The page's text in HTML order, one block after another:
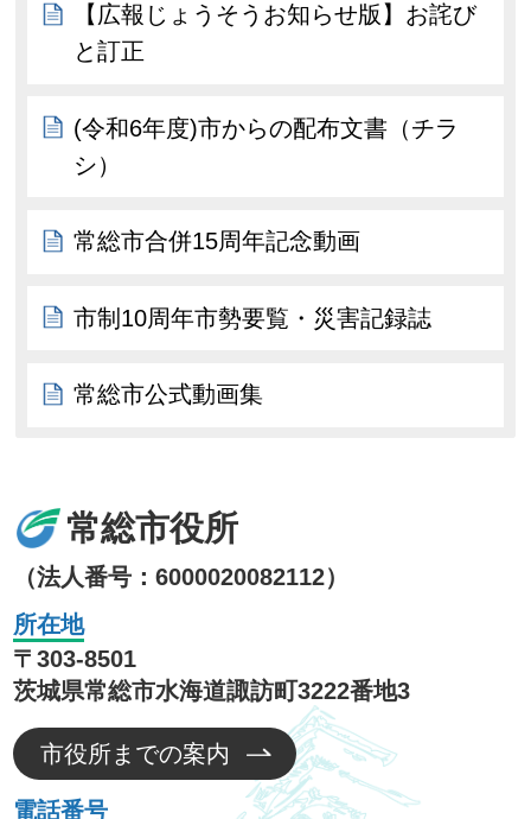
【広報じょうそうお知らせ版】お詫び
と訂正
(令和6年度)市からの配布文書（チラ
シ）
常総市合併15周年記念動画
市制10周年市勢要覧・災害記録誌
常総市公式動画集
常総市役所
（法人番号：6000020082112）
所在地
〒303-8501
茨城県常総市水海道諏訪町3222番地3
市役所までの案内
電話番号